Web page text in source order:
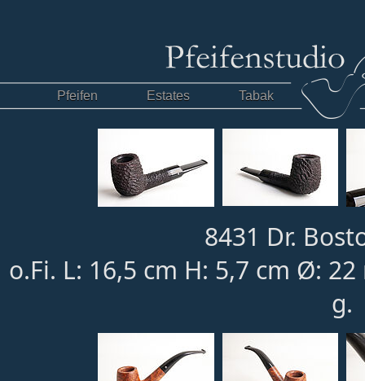
Pfeifen Estates Tabak
8431 Dr.
o.Fi. L: 16,5 cm H: 5,7 cm Ø:
g.